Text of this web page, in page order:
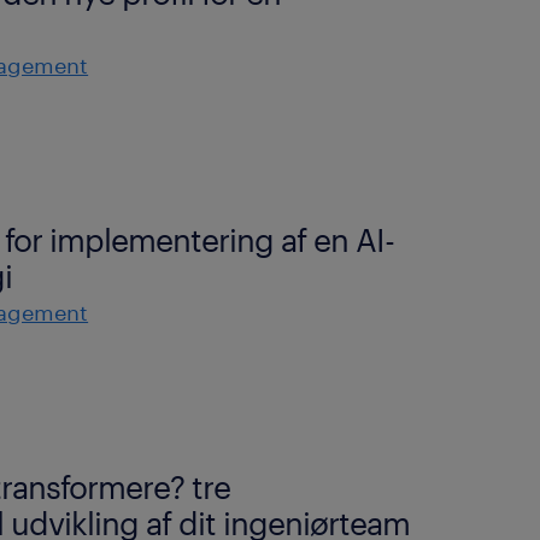
implementering af en AI-
tre
af dit ingeniørteam